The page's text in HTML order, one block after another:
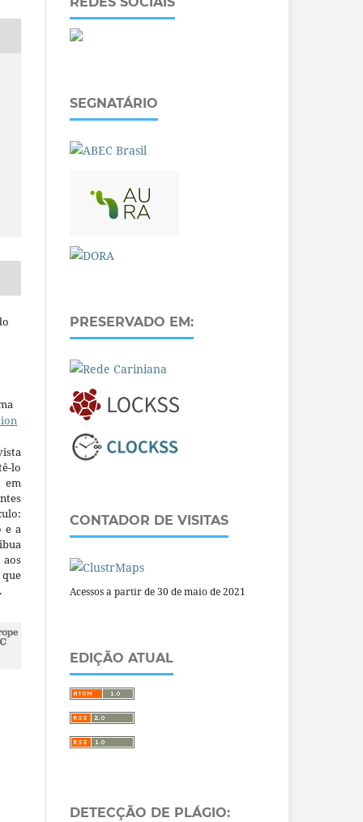
lo
em
e a
SEGNATÁRIO
PRESERVADO EM:
CONTADOR DE VISITAS
Acessos a partir de 30 de maio de 2021
EDIÇÃO ATUAL
DETECÇÃO DE PLÁGIO: